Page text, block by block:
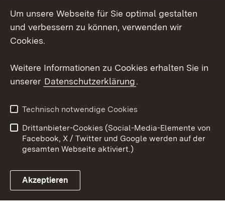
LinkedIn
Link zum Landesportal
Datenschutz
Barrierefreiheit
Impressum
Cookies
Um unsere Webseite für Sie optimal gestalten
und verbessern zu können, verwenden wir
Cookies.
Weitere Informationen zu Cookies erhalten Sie in
unserer Datenschutzerklärung.
Technisch notwendige Cookies
Drittanbieter-Cookies (Social-Media-Elemente von
Facebook, X / Twitter und Google werden auf der
gesamten Webseite aktiviert.)
Akzeptieren